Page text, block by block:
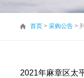
首页 > 采购公告 >
2021年麻章区太